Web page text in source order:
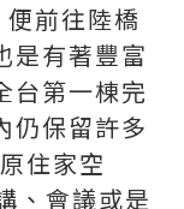
前往陸橋
是有著豐富
台第一棟完
仍保留許多
住家空
、會議或是